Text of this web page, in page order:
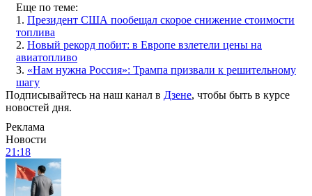
Еще по теме:
1. Президент США пообещал скорое снижение стоимости
топлива
2. Новый рекорд побит: в Европе взлетели цены на
авиатопливо
3. «Нам нужна Россия»: Трампа призвали к решительному
шагу
Подписывайтесь на наш канал в Дзене, чтобы быть в курсе
новостей дня.
Реклама
Новости
21:18